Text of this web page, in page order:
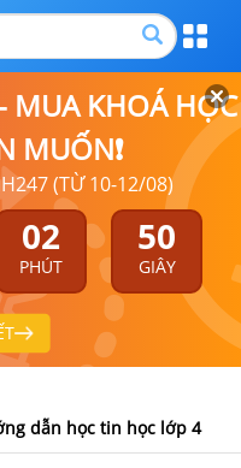
MUA KHOÁ HỌC
MUỐN❗
(TỪ 10-12/08)
02
PHÚT
50
GIÂY
dẫn học tin học lớp 4